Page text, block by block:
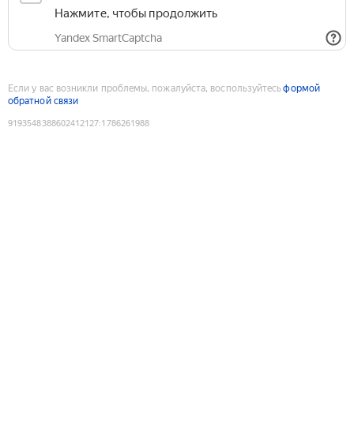
Нажмите, чтобы продолжить
Yandex SmartCaptcha
Если у вас возникли проблемы, пожалуйста, воспользуйтесьформой
обратной связи
9193548388602412127:1786261988